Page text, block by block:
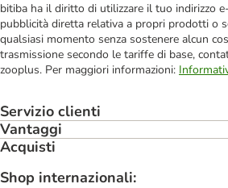
bitiba ha il diritto di utilizzare il tuo indirizzo
pubblicità diretta relativa a propri prodotti o
qualsiasi momento senza sostenere alcun
trasmissione secondo le tariffe di base,
zooplus. Per maggiori informazioni:
Servizio clienti
Vantaggi
Acquisti
Shop internazionali: